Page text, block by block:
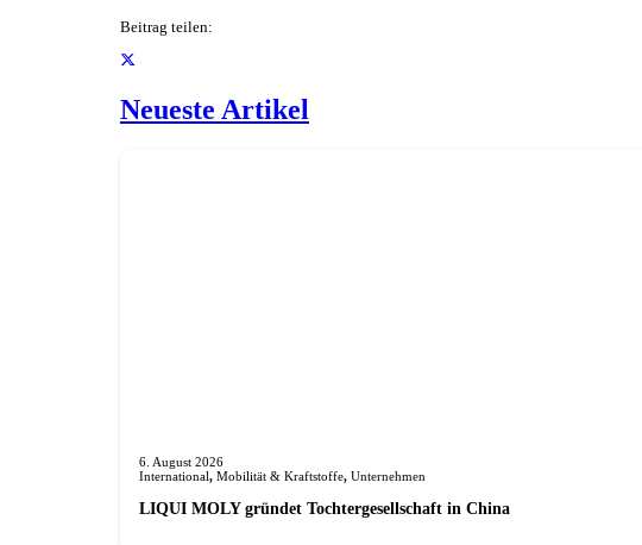
Beitrag teilen:
Neueste Artikel
6. August 2026
International, Mobilität & Kraftstoffe, Unternehmen
LIQUI MOLY gründet Tochterge­sellschaft in China